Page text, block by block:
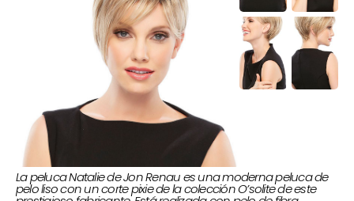
La peluca Natalie de Jon Renau es una moderna peluca de
pelo liso con un corte pixie de la colección O’solite de este